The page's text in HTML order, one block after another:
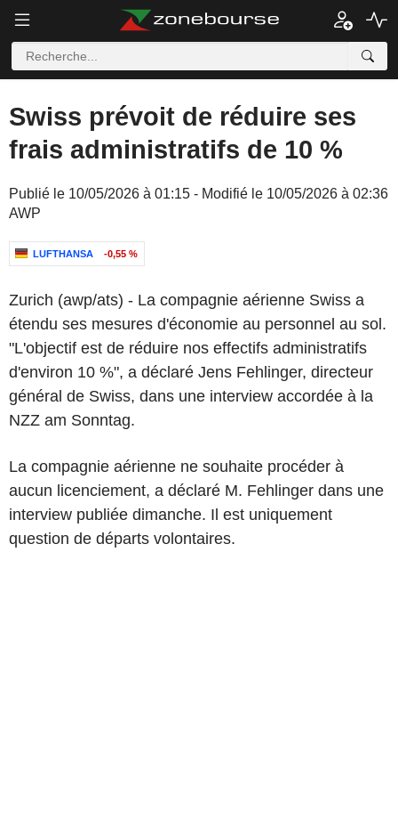
Swiss prévoit de réduire ses
frais administratifs de 10 %
Publié le 10/05/2026 à 01:15 - Modifié le 10/05/2026 à 02:36
AWP
LUFTHANSA -0,55 %
Zurich (awp/ats) - La compagnie aérienne Swiss a
étendu ses mesures d'économie au personnel au sol.
"L'objectif est de réduire nos effectifs administratifs
d'environ 10 %", a déclaré Jens Fehlinger, directeur
général de Swiss, dans une interview accordée à la
NZZ am Sonntag.
La compagnie aérienne ne souhaite procéder à
aucun licenciement, a déclaré M. Fehlinger dans une
interview publiée dimanche. Il est uniquement
question de départs volontaires.